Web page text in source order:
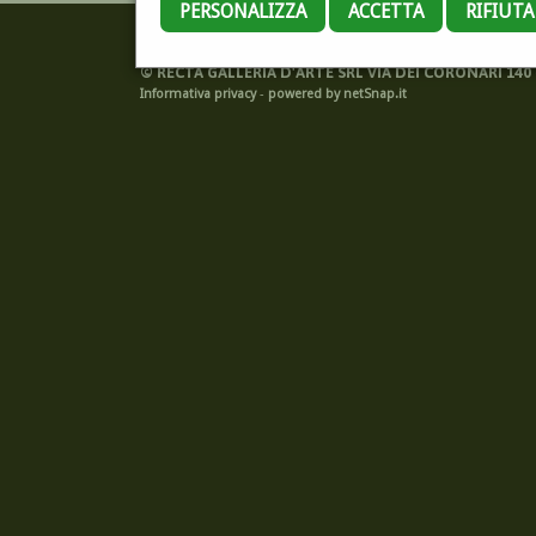
PERSONALIZZA ACCETTA
©RECTA GALLERIA D'ARTE SRL VIA DEI CORONARI
Informativa privacy- powered by netSnap.it